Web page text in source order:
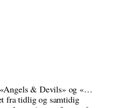
& Devils» og «…
fra tidlig og samtidig